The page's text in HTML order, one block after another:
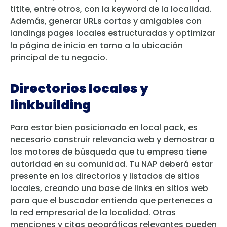
titlte, entre otros, con la keyword de la localidad.
Además, generar URLs cortas y amigables con
landings pages locales estructuradas y optimizar
la página de inicio en torno a la ubicación
principal de tu negocio.
Directorios locales y
linkbuilding
Para estar bien posicionado en local pack, es
necesario construir relevancia web y demostrar a
los motores de búsqueda que tu empresa tiene
autoridad en su comunidad. Tu NAP deberá estar
presente en los directorios y listados de sitios
locales, creando una base de links en sitios web
para que el buscador entienda que perteneces a
la red empresarial de la localidad. Otras